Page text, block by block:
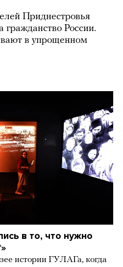
Приднестровья
гражданство России.
в упрощенном
в то, что нужно
истории ГУЛАГа, когда